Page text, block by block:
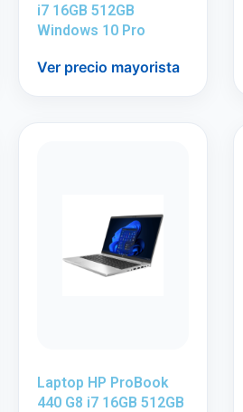
i7 16GB 512GB
Windows 10 Pro
Ver precio mayorista
Laptop HP ProBook
440 G8 i7 16GB 512GB